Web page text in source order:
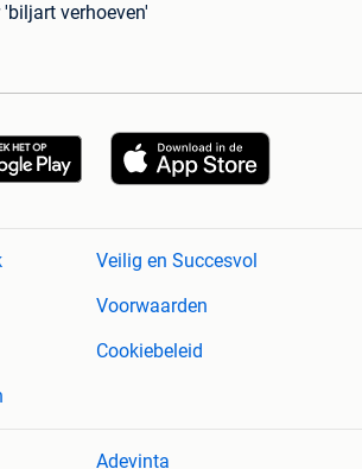
verhoeven'
Veilig en Succesvol
Voorwaarden
Cookiebeleid
Adevinta